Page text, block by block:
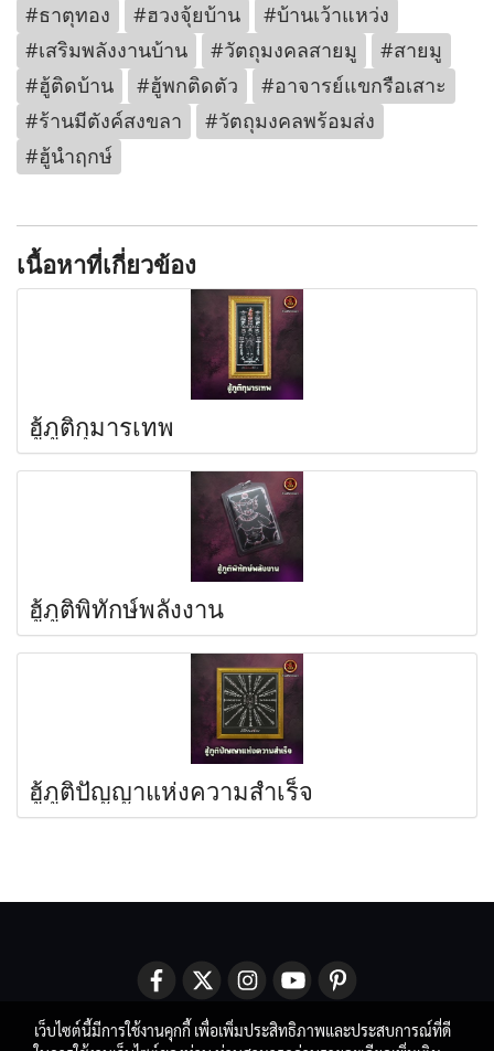
#ธาตุทอง
#ฮวงจุ้ยบ้าน
#บ้านเว้าแหว่ง
#เสริมพลังงานบ้าน
#วัตถุมงคลสายมู
#สายมู
#ฮู้ติดบ้าน
#ฮู้พกติดตัว
#อาจารย์แขกรือเสาะ
#ร้านมีตังค์สงขลา
#วัตถุมงคลพร้อมส่ง
#ฮู้นำฤกษ์
เนื้อหาที่เกี่ยวข้อง
ฮู้ภูติกุมารเทพ
ฮู้ภูติพิทักษ์พลังงาน
ฮู้ภูติปัญญาแห่งความสำเร็จ
เว็บไซต์นี้มีการใช้งานคุกกี้ เพื่อเพิ่มประสิทธิภาพและประสบการณ์ที่ดี